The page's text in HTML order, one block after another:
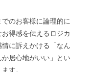
のお客様に論理的に
得感を伝えるロジカ
に訴えかける「なん
居心地がいい」とい
す。